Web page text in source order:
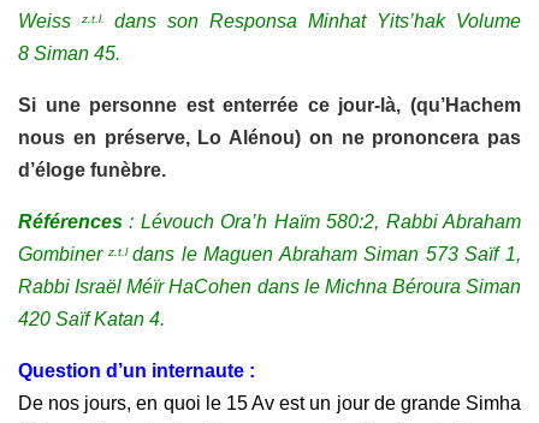
Weiss
z.t.l. dans son Responsa Minhat Yits’hak Volume
8 Siman 45.
Si une personne est enterrée ce jour-là, (qu’Hachem
nous en préserve, Lo Alénou) on ne prononcera pas
d’éloge funèbre.
Références : Lévouch Ora’h Haïm 580:2, Rabbi Abraham
Gombinerz.t.ldans le Maguen Abraham Siman 573 Saïf 1,
Rabbi Israël Méïr HaCohen dans le Michna Béroura Siman
420 Saïf Katan 4.
Question d’un internaute :
De nos jours, en quoi le 15 Av est un jour de grande Simha